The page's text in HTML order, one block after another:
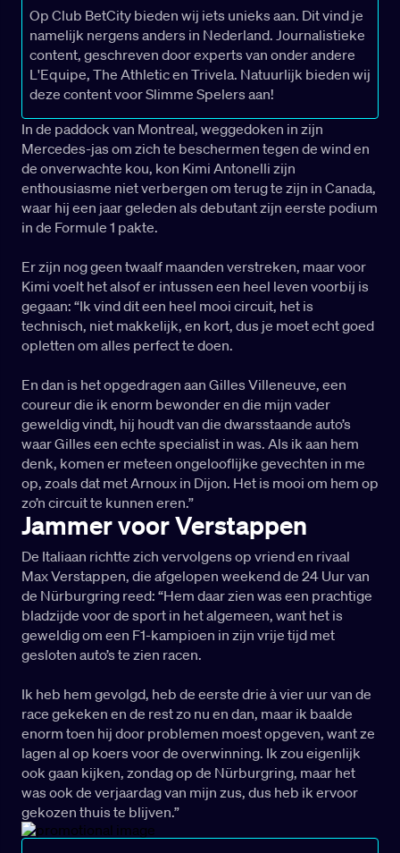
Op Club BetCity bieden wij iets unieks aan. Dit vind je
namelijk nergens anders in Nederland. Journalistieke
content, geschreven door experts van onder andere
L'Equipe, The Athletic en Trivela. Natuurlijk bieden wij
deze content voor Slimme Spelers aan!
In de paddock van Montreal, weggedoken in zijn
Mercedes-jas om zich te beschermen tegen de wind en
de onverwachte kou, kon Kimi Antonelli zijn
enthousiasme niet verbergen om terug te zijn in Canada,
waar hij een jaar geleden als debutant zijn eerste podium
in de Formule 1 pakte.
Er zijn nog geen twaalf maanden verstreken, maar voor
Kimi voelt het alsof er intussen een heel leven voorbij is
gegaan: “Ik vind dit een heel mooi circuit, het is
technisch, niet makkelijk, en kort, dus je moet echt goed
opletten om alles perfect te doen.
En dan is het opgedragen aan Gilles Villeneuve, een
coureur die ik enorm bewonder en die mijn vader
geweldig vindt, hij houdt van die dwarsstaande auto’s
waar Gilles een echte specialist in was. Als ik aan hem
denk, komen er meteen ongelooflijke gevechten in me
op, zoals dat met Arnoux in Dijon. Het is mooi om hem op
zo’n circuit te kunnen eren.”
Jammer voor Verstappen
De Italiaan richtte zich vervolgens op vriend en rivaal
Max Verstappen, die afgelopen weekend de 24 Uur van
de Nürburgring reed: “Hem daar zien was een prachtige
bladzijde voor de sport in het algemeen, want het is
geweldig om een F1-kampioen in zijn vrije tijd met
gesloten auto’s te zien racen.
Ik heb hem gevolgd, heb de eerste drie à vier uur van de
race gekeken en de rest zo nu en dan, maar ik baalde
enorm toen hij door problemen moest opgeven, want ze
lagen al op koers voor de overwinning. Ik zou eigenlijk
ook gaan kijken, zondag op de Nürburgring, maar het
was ook de verjaardag van mijn zus, dus heb ik ervoor
gekozen thuis te blijven.”